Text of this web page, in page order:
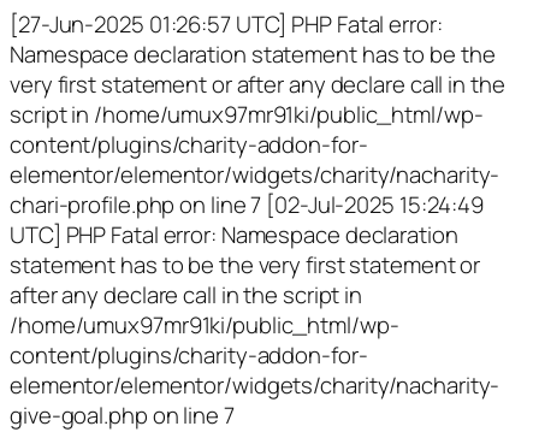
[27-Jun-2025 01:26:57 UTC] PHP Fatal error:
Namespace declaration statement has to be the
very first statement or after any declare call in the
script in /home/umux97mr91ki/public_html/wp-
content/plugins/charity-addon-for-
elementor/elementor/widgets/charity/nacharity-
chari-profile.php on line 7 [02-Jul-2025 15:24:49
UTC] PHP Fatal error: Namespace declaration
statement has to be the very first statement or
after any declare call in the script in
/home/umux97mr91ki/public_html/wp-
content/plugins/charity-addon-for-
elementor/elementor/widgets/charity/nacharity-
give-goal.php on line 7